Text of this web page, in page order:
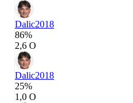
Dalic2018
86%
2,6 О
Dalic2018
25%
1,0 О